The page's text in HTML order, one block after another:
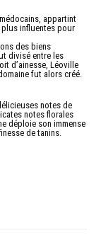
appartint
influentes pour
des biens
divisé entre les
d’ainesse, Léoville
fut alors créé.
notes de
notes florales
déploie son immense
de tanins.